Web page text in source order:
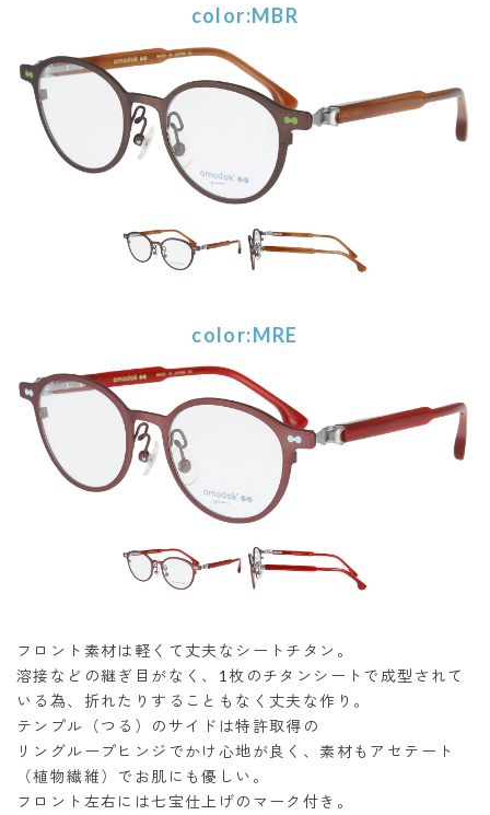
color:MBR
color:MRE
フロント素材は軽くて丈夫なシートチタン。
溶接などの継ぎ目がなく、1枚のチタンシートで成型されて
いる為、折れたりすることもなく丈夫な作り。
テンプル（つる）のサイドは特許取得の
リングループヒンジでかけ心地が良く、素材もアセテート
（植物繊維）でお肌にも優しい。
フロント左右には七宝仕上げのマーク付き。